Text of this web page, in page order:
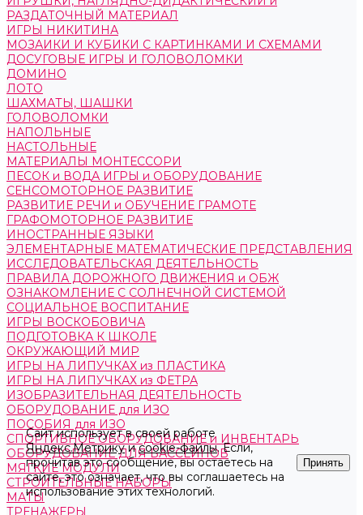
РАЗДАТОЧНЫЙ МАТЕРИАЛ
ИГРЫ НИКИТИНА
МОЗАИКИ И КУБИКИ С КАРТИНКАМИ И СХЕМАМИ
ДОСУГОВЫЕ ИГРЫ И ГОЛОВОЛОМКИ
ДОМИНО
ЛОТО
ШАХМАТЫ, ШАШКИ
ГОЛОВОЛОМКИ
НАПОЛЬНЫЕ
НАСТОЛЬНЫЕ
МАТЕРИАЛЫ МОНТЕССОРИ
ПЕСОК и ВОДА ИГРЫ и ОБОРУДОВАНИЕ
СЕНСОМОТОРНОЕ РАЗВИТИЕ
РАЗВИТИЕ РЕЧИ и ОБУЧЕНИЕ ГРАМОТЕ
ГРАФОМОТОРНОЕ РАЗВИТИЕ
ИНОСТРАННЫЕ ЯЗЫКИ
ЭЛЕМЕНТАРНЫЕ МАТЕМАТИЧЕСКИЕ ПРЕДСТАВЛЕНИЯ
ИССЛЕДОВАТЕЛЬСКАЯ ДЕЯТЕЛЬНОСТЬ
ПРАВИЛА ДОРОЖНОГО ДВИЖЕНИЯ и ОБЖ
ОЗНАКОМЛЕНИЕ С СОЛНЕЧНОЙ СИСТЕМОЙ
СОЦИАЛЬНОЕ ВОСПИТАНИЕ
ИГРЫ ВОСКОБОВИЧА
ПОДГОТОВКА К ШКОЛЕ
ОКРУЖАЮЩИЙ МИР
ИГРЫ НА ЛИПУЧКАХ из ПЛАСТИКА
ИГРЫ НА ЛИПУЧКАХ из ФЕТРА
ИЗОБРАЗИТЕЛЬНАЯ ДЕЯТЕЛЬНОСТЬ
ОБОРУДОВАНИЕ для ИЗО
ПОСОБИЯ для ИЗО
СПОРТИВНОЕ ОБОРУДОВАНИЕ и ИНВЕНТАРЬ
ОБОРУДОВАНИЕ ДЛЯ БАССЕЙНОВ
МЯГКИЕ МОДУЛИ
СТРОИТЕЛЬНЫЕ НАБОРЫ
МАТЫ
ТРЕНАЖЕРЫ
Сайт использует в своей работе
Яндекс.Метрикуиcookie-файлы. Если,
прочитав это сообщение, вы остаетесь на
сайте, это означает, что вы соглашаетесь на
использование этих технологий.
Принять